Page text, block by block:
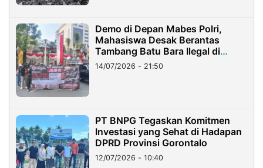
Demo di Depan Mabes Polri,
Mahasiswa Desak Berantas
Tambang Batu Bara Ilegal di
Lampung
14/07/2026 - 21:50
PT BNPG Tegaskan Komitmen
Investasi yang Sehat di Hadapan
DPRD Provinsi Gorontalo
12/07/2026 - 10:40